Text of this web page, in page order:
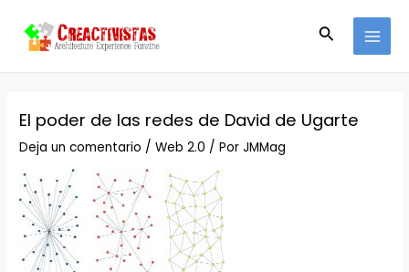
contenido
Buscar
El poder de las redes de David de Ugarte
Deja un comentario /Web 2.0 / PorJMMag
de
entradas